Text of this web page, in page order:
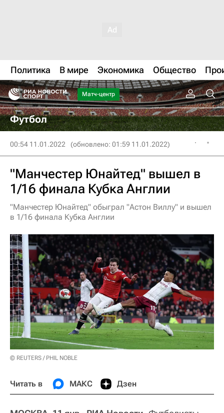
Политика В мире Экономика Общество
Матч-центр
Футбол
00:54 11.01.2022 (обновлено: 01:59 11.01.2022)
"Манчестер Юнайтед" вышел в
1/16 финала Кубка Англии
"Манчестер Юнайтед" обыграл "Астон Виллу" и вышел
в 1/16 финала Кубка Англии
© REUTERS / PHIL NOBLE
Читать в МАКС Дзен